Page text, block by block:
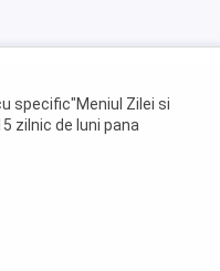
specific"Meniul Zilei si
zilnic de luni pana